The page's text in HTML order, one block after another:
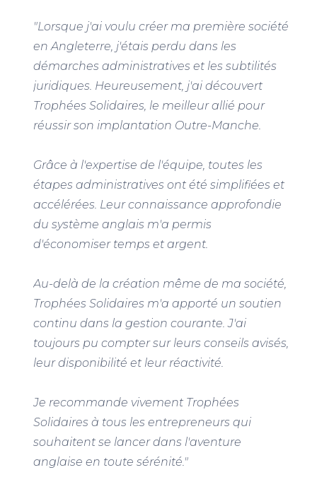
"Lorsque j'ai voulu créer ma première société
en Angleterre, j'étais perdu dans les
démarches administratives et les subtilités
juridiques. Heureusement, j'ai découvert
Trophées Solidaires, le meilleur allié pour
réussir son implantation Outre-Manche.
Grâce à l'expertise de l'équipe, toutes les
étapes administratives ont été simplifiées et
accélérées. Leur connaissance approfondie
du système anglais m'a permis
d'économiser temps et argent.
Au-delà de la création même de ma société,
Trophées Solidaires m'a apporté un soutien
continu dans la gestion courante. J'ai
toujours pu compter sur leurs conseils avisés,
leur disponibilité et leur réactivité.
Je recommande vivement Trophées
Solidaires à tous les entrepreneurs qui
souhaitent se lancer dans l'aventure
anglaise en toute sérénité."